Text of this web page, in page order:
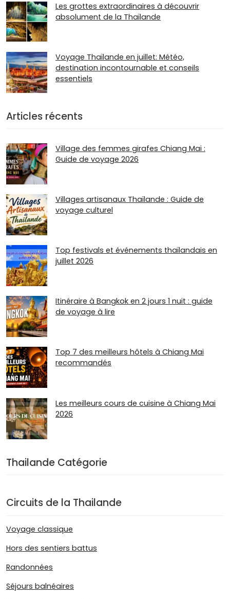
Les grottes extraordinaires à découvrir
absolument de la Thaïlande
Voyage Thaïlande en juillet: Météo,
destination incontournable et conseils
essentiels
Articles récents
Village des femmes girafes Chiang Mai :
Guide de voyage 2026
Villages artisanaux Thaïlande : Guide de
voyage culturel
Top festivals et événements thaïlandais en
juillet 2026
Itinéraire à Bangkok en 2 jours 1 nuit : guide
de voyage à lire
Top 7 des meilleurs hôtels à Chiang Mai
recommandés
Les meilleurs cours de cuisine à Chiang Mai
2026
Thailande Catégorie
Circuits de la Thailande
Voyage classique
Hors des sentiers battus
Randonnées
Séjours balnéaires